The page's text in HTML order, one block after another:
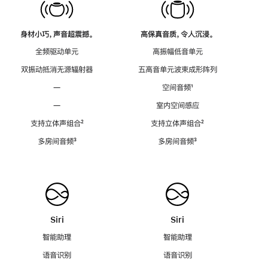
身材小巧，声音超震撼。
全频驱动单元
双振动抵消无源辐射器
—
—
支持立体声组合脚
²
多房间音频脚
³
Siri
智能助理
语音识别
高保真音质，令人沉浸。
高振幅低音单元
五高音单元波束成形阵列
空间音频脚
¹
室内空间感应
支持立体声组合脚
²
多房间音频脚
³
Siri
智能助理
语音识别